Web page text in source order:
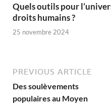
Quels outils pour
droits humains ?
25 novembre 2024
PREVIOUS ARTICLE
Des soulèvements
populaires au Moyen